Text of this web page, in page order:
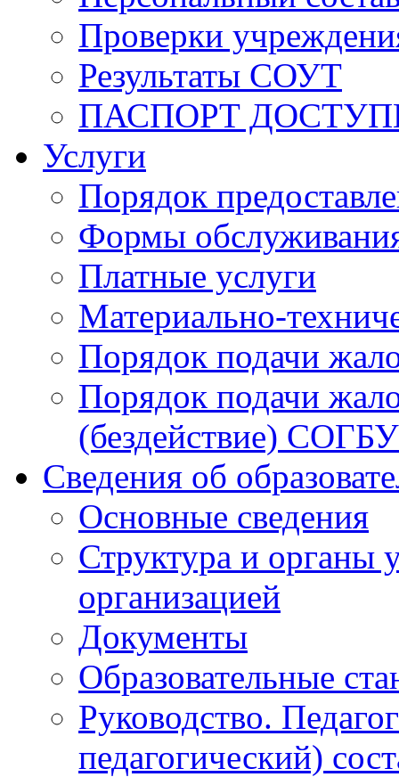
Проверки
Результаты СОУТ
ПАСПОРТ
Услуги
Порядок
Формы
Платные услуги
Материально-
Порядок подачи
Порядок подачи
(бездействие)
Сведения об
Основные сведения
Структура и органы
организацией
Документы
Образовательные
Руководство.
педагогический)